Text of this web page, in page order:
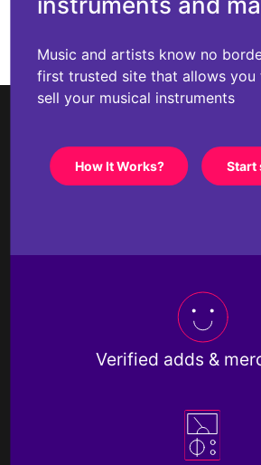
Music and artists know no
first trusted site that allows you
sell your musical instruments
How It Works? Start
Verified adds &